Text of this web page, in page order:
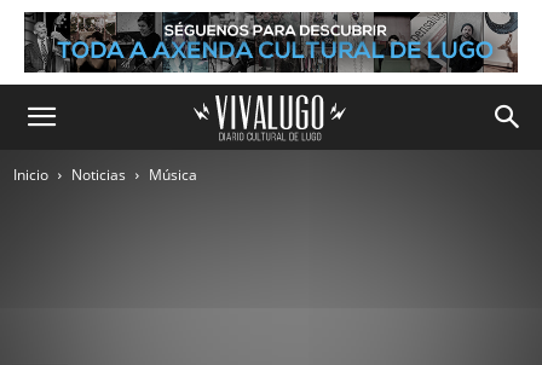
Inicio Noticias Música